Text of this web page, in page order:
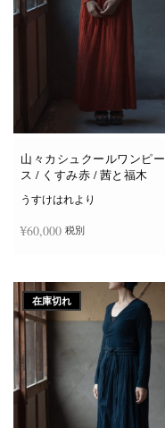
山々カシュクールワンピー
ス / くすみ赤 / 茜と福木
うすけはれより
¥60,000 税別
在庫切れ